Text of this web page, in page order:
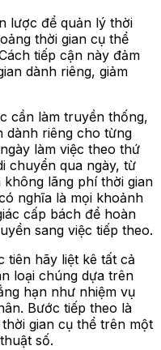
lược để quản lý thời
thời gian cụ thể
tiếp cận này đảm
dành riêng, giảm
cần làm truyền thống,
dành riêng cho từng
làm việc theo thứ
chuyển qua ngày, từ
lãng phí thời gian
nghĩa là mọi khoảnh
cấp bách để hoàn
sang việc tiếp theo.
tiên hãy liệt kê tất cả
loại chúng dựa trên
hạn như nhiệm vụ
Bước tiếp theo là
gian cụ thể trên một
số.